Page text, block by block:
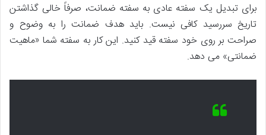
برای تبدیل یک سفته عادی به سفته ضمانت، صرفاً خالی گذاشتن
تاریخ سررسید کافی نیست. باید هدف ضمانت را به وضوح و
صراحت بر روی خود سفته قید کنید. این کار به سفته شما «ماهیت
ضمانتی» می دهد.